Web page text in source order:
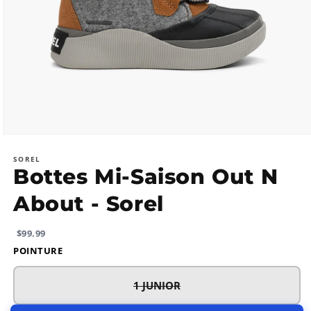
média
dans
fenêtre
modale
SOREL
Bottes Mi-Saison Out N
About - Sorel
Prix
habituel
$99.99
POINTURE
1 JUNIOR
V
A